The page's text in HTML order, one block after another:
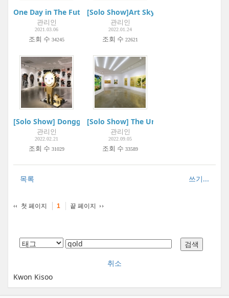
One Day in The Future... 如果有一天...| Metaphysical Art
관리인
2021.03.06
조회 수 34245
[Solo Show]Art Skybrige | BODA
관리인
2022.01.24
조회 수 22621
[Solo Show] Dongguri 20 Years | Project Space Mium
관리인
2022.02.21
조회 수 31029
[Solo Show] The Universe in the
관리인
2022.09.05
조회 수 33589
쓰기...
목록
첫 페이지 1 끝 페이지
취소
Kwon Kisoo